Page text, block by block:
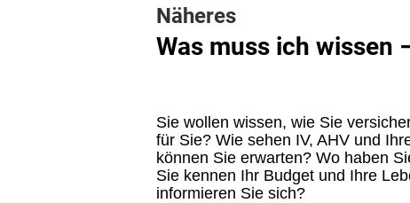
Näheres
Was muss ich wissen
Sie wollen wissen, wie Sie
für Sie? Wie sehen IV, AHV und
können Sie erwarten? Wo haben
Sie kennen Ihr Budget und Ihre
informieren Sie sich?